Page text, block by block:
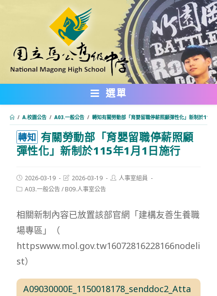
內
選單
/ A.校園公告 / A03.一般公告 / 轉知有關勞動部「育嬰留職停薪照顧彈性化」新制於115
轉知 有關勞動部「育嬰留職停薪照顧
彈性化」新制於115年1月1日施行
Post
published:
2026-03-19
Post
modified:
2026-03-19
Post人事室組員
PostA03.一般公告/ B09.人事室公告
相關新制內容已放置該部官網「建構友善生養職
場專區」（
httpswww.mol.gov.tw16072816228166nodeli
st）
A09030000E_1150018178_senddoc2_Atta